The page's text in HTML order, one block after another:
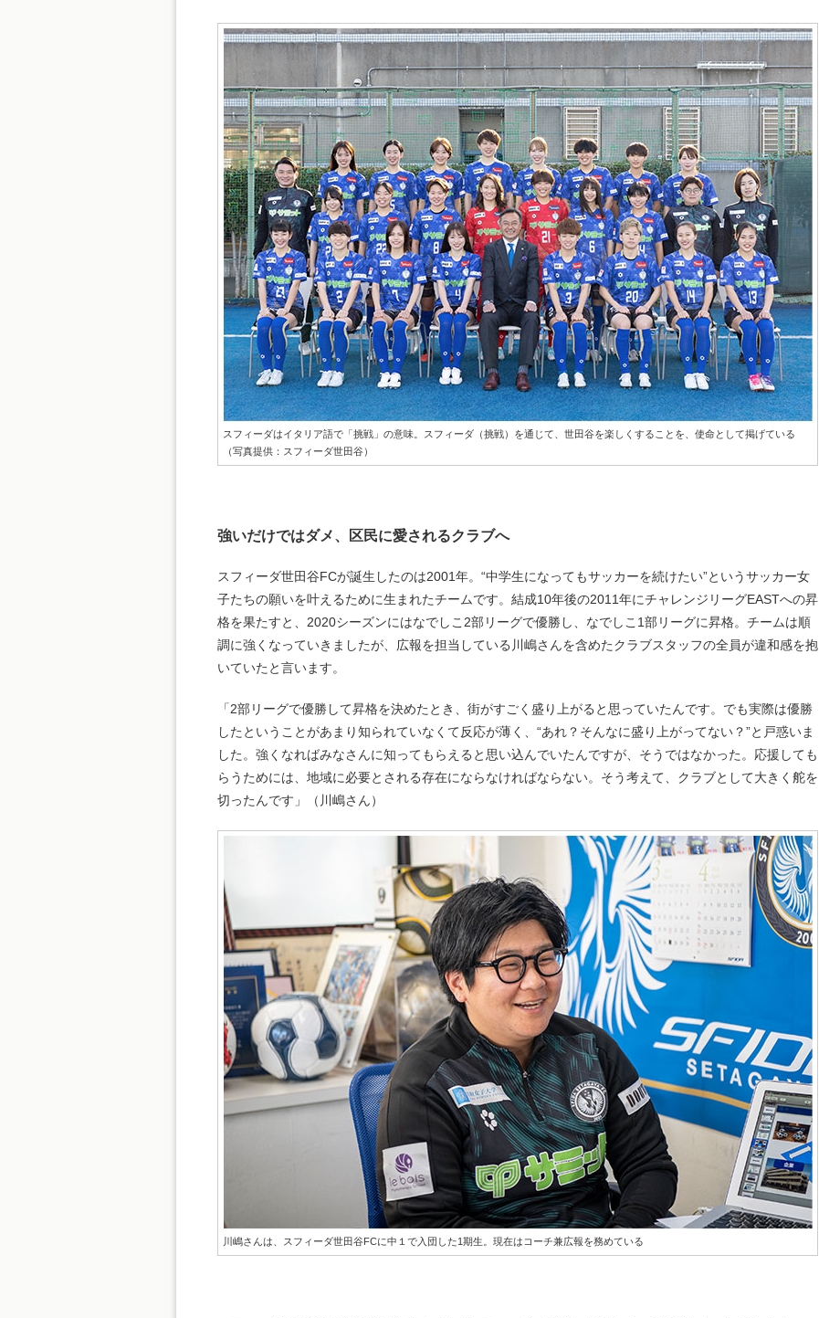
スフィーダはイタリア語で「挑戦」の意味。スフィーダ（挑戦）を通じて、世田谷を楽しくすることを、使命として掲げている
（写真提供：スフィーダ世田谷）
強いだけではダメ、区民に愛されるクラブへ
スフィーダ世田谷FCが誕生したのは2001年。“中学生になってもサッカーを続けたい”というサッカー女
子たちの願いを叶えるために生まれたチームです。結成10年後の2011年にチャレンジリーグEASTへの昇
格を果たすと、2020シーズンにはなでしこ2部リーグで優勝し、なでしこ1部リーグに昇格。チームは順
調に強くなっていきましたが、広報を担当している川嶋さんを含めたクラブスタッフの全員が違和感を抱
いていたと言います。
「2部リーグで優勝して昇格を決めたとき、街がすごく盛り上がると思っていたんです。でも実際は優勝
したということがあまり知られていなくて反応が薄く、“あれ？そんなに盛り上がってない？”と戸惑いま
した。強くなればみなさんに知ってもらえると思い込んでいたんですが、そうではなかった。応援しても
らうためには、地域に必要とされる存在にならなければならない。そう考えて、クラブとして大きく舵を
切ったんです」（川嶋さん）
川嶋さんは、スフィーダ世田谷FCに中１で入団した1期生。現在はコーチ兼広報を務めている